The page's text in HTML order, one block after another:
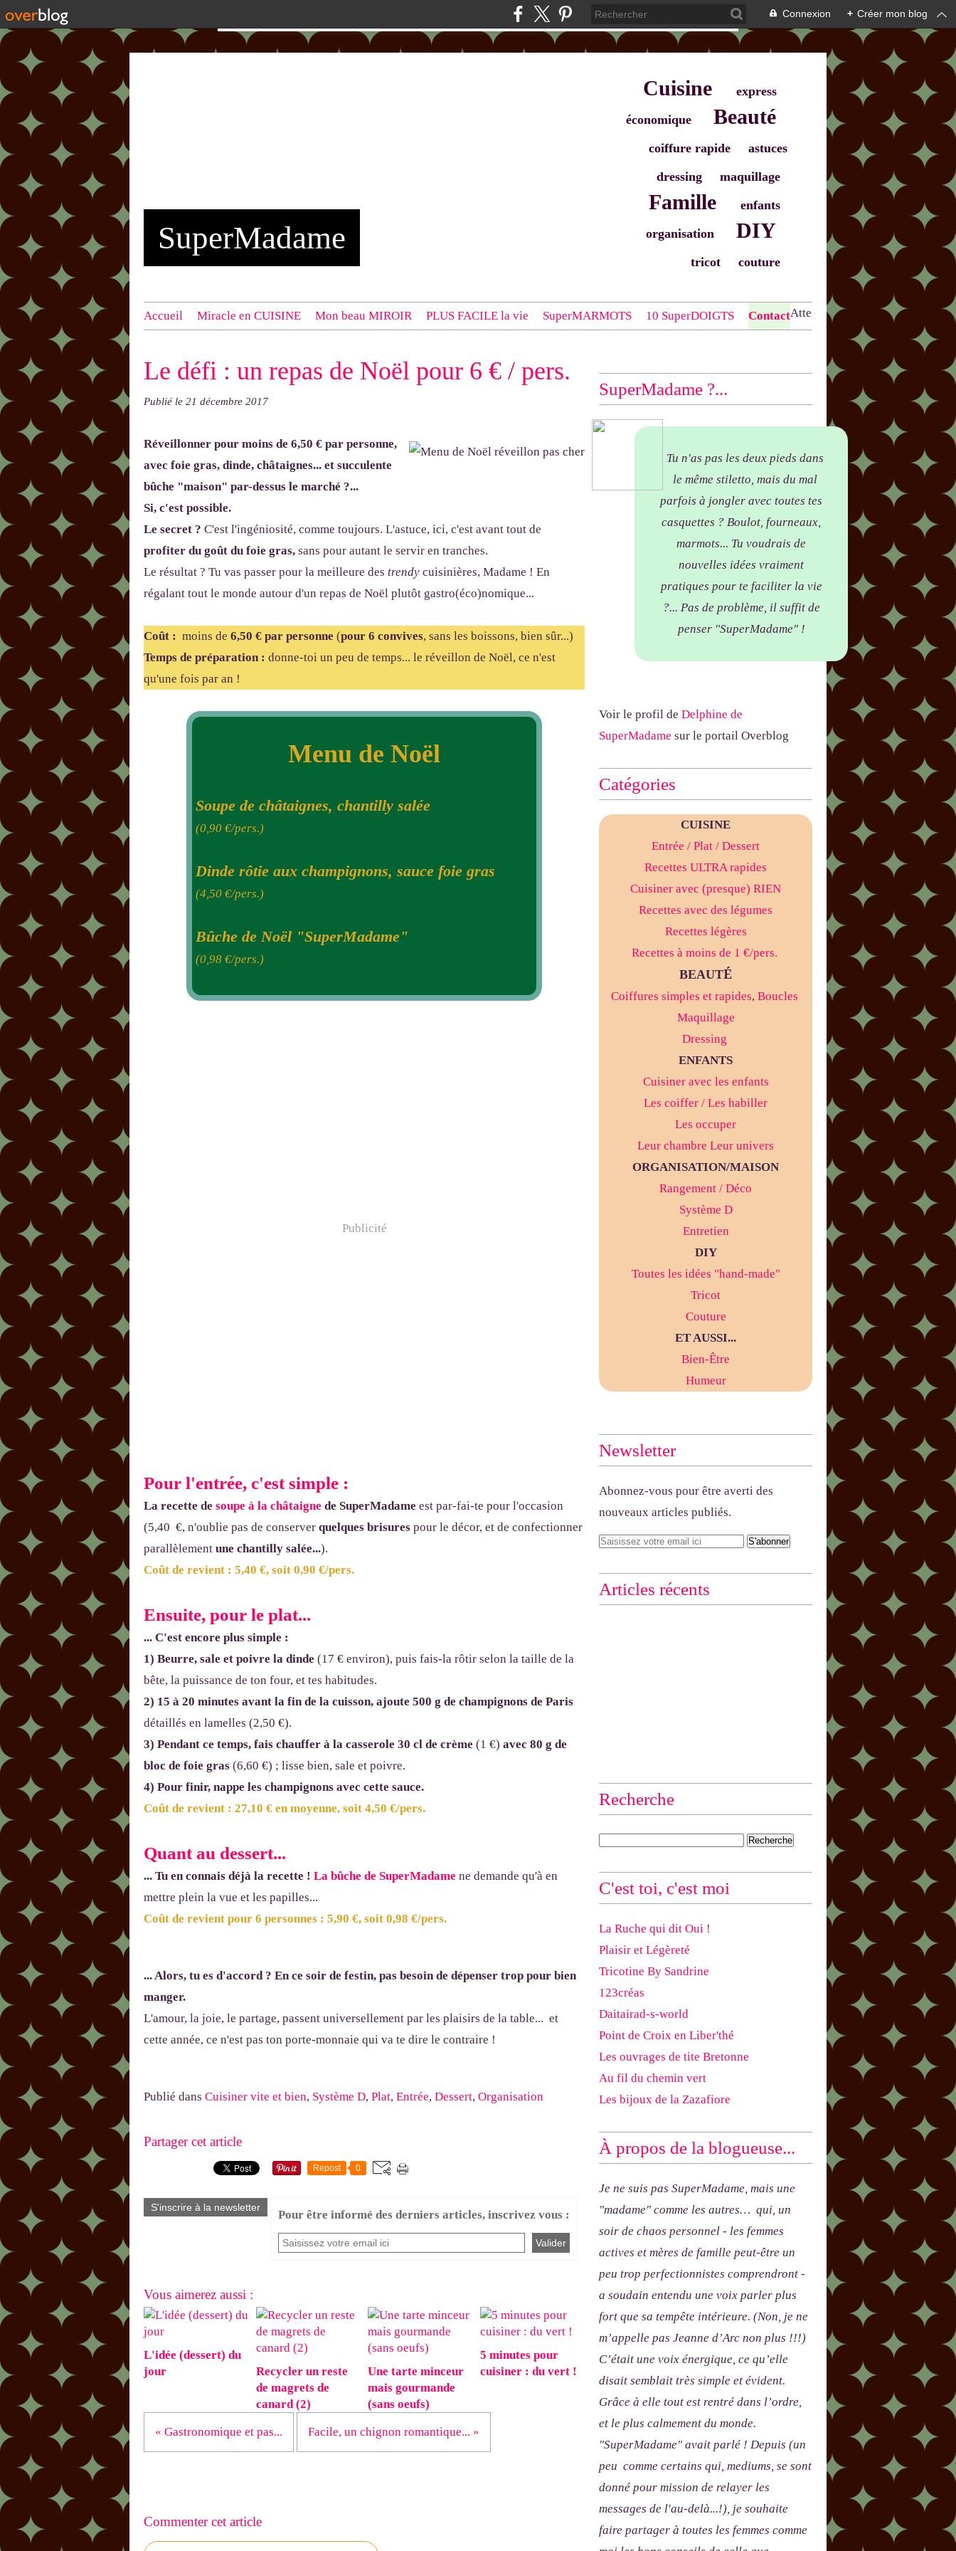
Connexion + Créer mon blog
SuperMadame
Cuisine
express
économique
Beauté
coiffure rapide
astuces
dressing
maquillage
Famille
enfants
organisation
DIY
tricot couture
Accueil Miracle en CUISINE Mon beau MIROIR PLUS FACILE la vie SuperMARMOTS 10 SuperDOIGTS ContactAtte
ntio
exemple : "Bonnet cloche From Annie", "Veste Rue Cambon")... à défaut, impossible de te les envoyer !
Le défi : un repas de Noël pour 6 € / pers.
Publié le 21 décembre 2017
Réveillonner pour moins de 6,50 € par personne,
avec foie gras, dinde, châtaignes... et succulente
bûche "maison" par-dessus le marché ?...
Si, c'est possible.
Le secret ? C'est l'ingéniosité, comme toujours. L'astuce, ici, c'est avant tout de
profiter du goût du foie gras, sans pour autant le servir en tranches.
Le résultat ? Tu vas passer pour la meilleure des trendy cuisinières, Madame ! En
régalant tout le monde autour d'un repas de Noël plutôt gastro(éco)nomique...
Coût : moins de 6,50 € par personne (pour 6 convives, sans les boissons, bien sûr...)
Temps de préparation : donne-toi un peu de temps... le réveillon de Noël, ce n'est
qu'une fois par an !
Menu de Noël
Soupe de châtaignes, chantilly salée
(0,90 €/pers.)
Dinde rôtie aux champignons, sauce foie gras
(4,50 €/pers.)
Bûche de Noël "SuperMadame"
(0,98 €/pers.)
Publicité
Pour l'entrée, c'est simple :
La recette de soupe à la châtaigne de SuperMadame est par-fai-te pour l'occasion
(5,40 €, n'oublie pas de conserver quelques brisures pour le décor, et de confectionner
parallèlement une chantilly salée...).
Coût de revient : 5,40 €, soit 0,90 €/pers.
Ensuite, pour le plat...
... C'est encore plus simple :
1) Beurre, sale et poivre la dinde (17 € environ), puis fais-la rôtir selon la taille de la
bête, la puissance de ton four, et tes habitudes.
2) 15 à 20 minutes avant la fin de la cuisson, ajoute 500 g de champignons de Paris
détaillés en lamelles (2,50 €).
3) Pendant ce temps, fais chauffer à la casserole 30 cl de crème (1 €) avec 80 g de
bloc de foie gras (6,60 €) ; lisse bien, sale et poivre.
4) Pour finir, nappe les champignons avec cette sauce.
Coût de revient : 27,10 € en moyenne, soit 4,50 €/pers.
Quant au dessert...
... Tu en connais déjà la recette ! La bûche de SuperMadame ne demande qu'à en
mettre plein la vue et les papilles...
Coût de revient pour 6 personnes : 5,90 €, soit 0,98 €/pers.
... Alors, tu es d'accord ? En ce soir de festin, pas besoin de dépenser trop pour bien
manger.
L'amour, la joie, le partage, passent universellement par les plaisirs de la table... et
cette année, ce n'est pas ton porte-monnaie qui va te dire le contraire !
Publié dans Cuisiner vite et bien, Système D, Plat, Entrée, Dessert, Organisation
Partager cet article
Repost 0
S'inscrire à la newsletter
Pour être informé des derniers articles, inscrivez vous :
Vous aimerez aussi :
L'idée (dessert) du
jour
Recycler un reste
de magrets de
canard (2)
Une tarte minceur
mais gourmande
(sans oeufs)
5 minutes pour
cuisiner : du vert !
« Gastronomique et pas... Facile, un chignon romantique... »
Commenter cet article
SuperMadame ?...
Tu n'as pas les deux pieds dans
le même stiletto, mais du mal
parfois à jongler avec toutes tes
casquettes ? Boulot, fourneaux,
marmots... Tu voudrais de
nouvelles idées vraiment
pratiques pour te faciliter la vie
?... Pas de problème, il suffit de
penser "SuperMadame" !
Voir le profil de Delphine de
SuperMadame sur le portail Overblog
Catégories
CUISINE
Entrée / Plat / Dessert
Recettes ULTRA rapides
Cuisiner avec (presque) RIEN
Recettes avec des légumes
Recettes légères
Recettes à moins de 1 €/pers.
BEAUTÉ
Coiffures simples et rapides, Boucles
Maquillage
Dressing
ENFANTS
Cuisiner avec les enfants
Les coiffer / Les habiller
Les occuper
Leur chambre Leur univers
ORGANISATION/MAISON
Rangement / Déco
Système D
Entretien
DIY
Toutes les idées "hand-made"
Tricot
Couture
ET AUSSI...
Bien-Être
Humeur
Newsletter
Abonnez-vous pour être averti des
nouveaux articles publiés.
Articles récents
Recherche
C'est toi, c'est moi
La Ruche qui dit Oui !
Plaisir et Légèreté
Tricotine By Sandrine
123créas
Daitairad-s-world
Point de Croix en Liber'thé
Les ouvrages de tite Bretonne
Au fil du chemin vert
Les bijoux de la Zazafiore
À propos de la blogueuse...
Je ne suis pas SuperMadame, mais une
"madame" comme les autres… qui, un
soir de chaos personnel - les femmes
actives et mères de famille peut-être un
peu trop perfectionnistes comprendront -
a soudain entendu une voix parler plus
fort que sa tempête intérieure. (Non, je ne
m’appelle pas Jeanne d’Arc non plus !!!)
C’était une voix énergique, ce qu’elle
disait semblait très simple et évident.
Grâce à elle tout est rentré dans l’ordre,
et le plus calmement du monde.
"SuperMadame" avait parlé ! Depuis (un
peu comme certains qui, mediums, se sont
donné pour mission de relayer les
messages de l'au-delà...!), je souhaite
faire partager à toutes les femmes comme